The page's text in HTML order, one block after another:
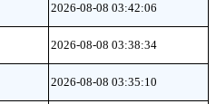
2026-08-08 03:42:06
2026-08-08 03:38:34
2026-08-08 03:35:10